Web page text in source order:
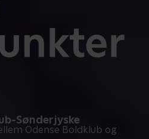
Sønderjyske
Odense Boldklub og